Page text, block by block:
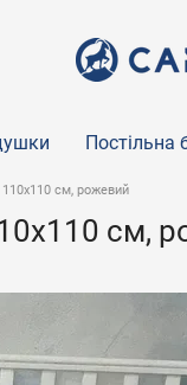
Постільна
см, рожевий
см,